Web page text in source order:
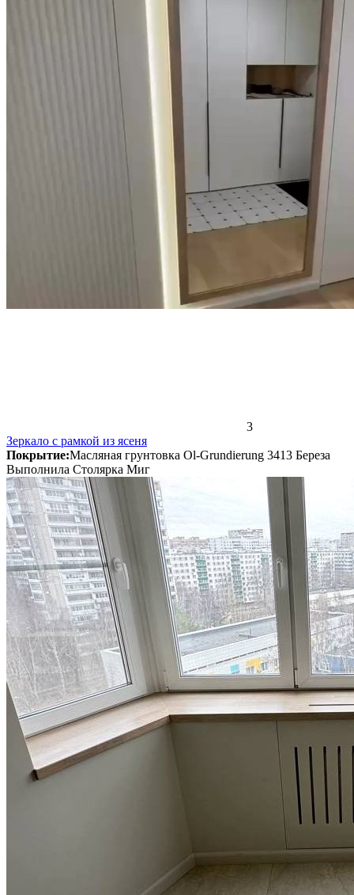
3
Зеркало с рамкой из ясеня
Покрытие:Масляная грунтовка Ol-Grundierung 3413 Береза
Выполнила Столярка Миг